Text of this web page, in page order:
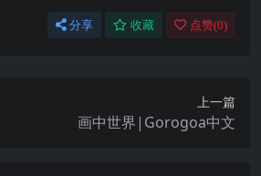
分享 收藏 点赞(0)
上一篇
画中世界|Gorogoa中文